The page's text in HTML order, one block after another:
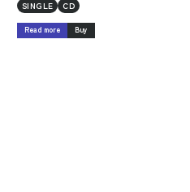
SINGLE
CD
Read more Buy